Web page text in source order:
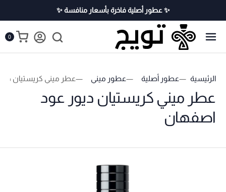
✨ عطور أصلية فاخرة بأسعار منافسة ✨
0
الرئيسية عطور أصلية عطور ميني عطر ميني كريستيان
عطر ميني كريستيان ديور عود
اصفهان